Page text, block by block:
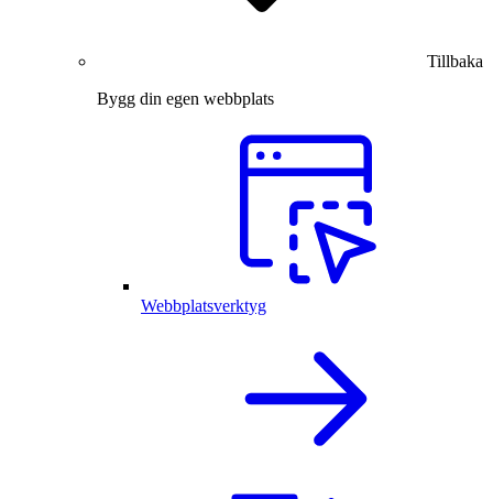
Tillbaka
Bygg din egen webbplats
Webbplatsverktyg